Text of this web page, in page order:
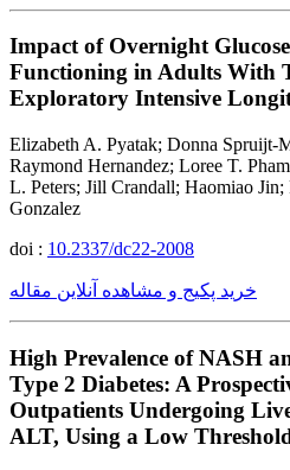
Impact of Overnight
Functioning in Adults With
Exploratory Intensive
Elizabeth A. Pyatak; Donna Spruijt-
Raymond Hernandez; Loree T.
L. Peters; Jill Crandall; Haomiao Jin;
Gonzalez
doi : 10.2337/dc22-2008
خرید پکیج و مشاهده آنلاین مقاله
High Prevalence of NASH
Type 2 Diabetes: A
Outpatients Undergoing
ALT, Using a Low